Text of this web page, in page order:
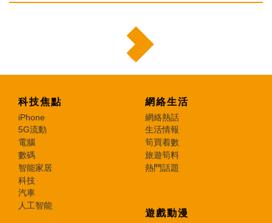
科技焦點
iPhone
5G流動
電腦
數碼
智能家居
科技
汽車
人工智能
網絡生活
網絡熱話
生活情報
筍買着數
旅遊筍料
熱門話題
遊戲動漫